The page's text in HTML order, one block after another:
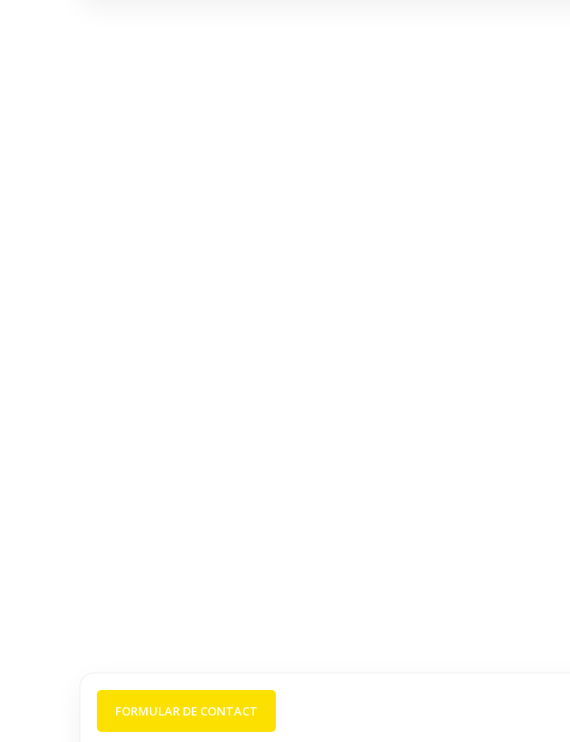
FORMULAR DE CONTACT